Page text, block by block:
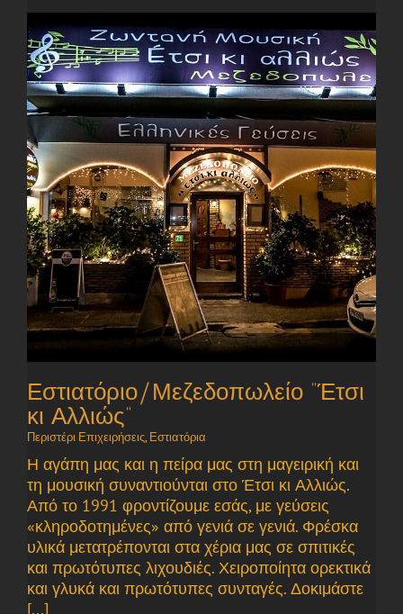
Εστιατόριο/Μεζεδοπωλείο “Έτσι
κι Αλλιώς”
Περιστέρι Επιχειρήσεις, Εστιατόρια
Η αγάπη μας και η πείρα μας στη μαγειρική και
τη μουσική συναντιούνται στο Έτσι κι Αλλιώς.
Από το 1991 φροντίζουμε εσάς, με γεύσεις
«κληροδοτημένες» από γενιά σε γενιά. Φρέσκα
υλικά μετατρέπονται στα χέρια μας σε σπιτικές
και πρωτότυπες λιχουδιές. Χειροποίητα ορεκτικά
και γλυκά και πρωτότυπες συνταγές. Δοκιμάστε
[...]